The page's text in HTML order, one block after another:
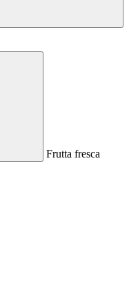
Frutta fresca